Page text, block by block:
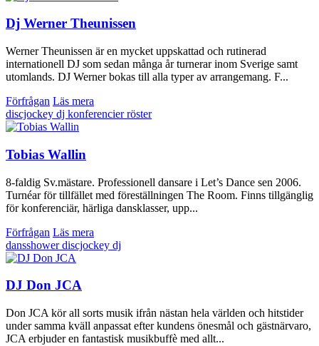
Dj Werner Theunissen
Werner Theunissen är en mycket uppskattad och rutinerad
internationell DJ som sedan många år turnerar inom Sverige samt
utomlands. DJ Werner bokas till alla typer av arrangemang. F...
Förfrågan Läs mera
discjockey dj konferencierröster
Tobias Wallin
8-faldig Sv.mästare. Professionell dansare i Let’s Dance sen 2006.
Turnéar för tillfället med föreställningen The Room. Finns tillgänglig
för konferenciär, härliga dansklasser, upp...
Förfrågan Läs mera
dansshowerdiscjockey dj
DJ Don JCA
Don JCA kör all sorts musik ifrån nästan hela världen och hitstider
under samma kväll anpassat efter kundens önesmål och gästnärvaro,
JCA erbjuder en fantastisk musikbuffè med allt...